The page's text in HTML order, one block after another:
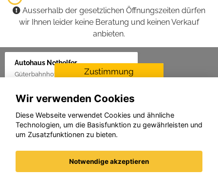
Ausserhalb der gesetzlichen Öffnungszeiten dürfen
wir Ihnen leider keine Beratung und keinen Verkauf
anbieten.
Autohaus Nothelfer
Güterbahnhof 2, 88416 Ochsenhausen
Zustimmung
Für die Aktivierung der
Navigationsdienste ist Ihre
Zustimmung zu den
Datenschutzrichtlinien vom
Zustimmen und
Wir verwenden Cookies
Diese Webseite verwendet Cookies und ähnliche
Technologien, um die Basisfunktion zu gewährleisten und
um Zusatzfunktionen zu bieten.
Notwendige akzeptieren